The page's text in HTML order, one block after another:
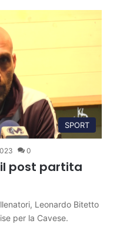
SPORT
0
post partita
Leonardo Bitetto
per la Cavese.